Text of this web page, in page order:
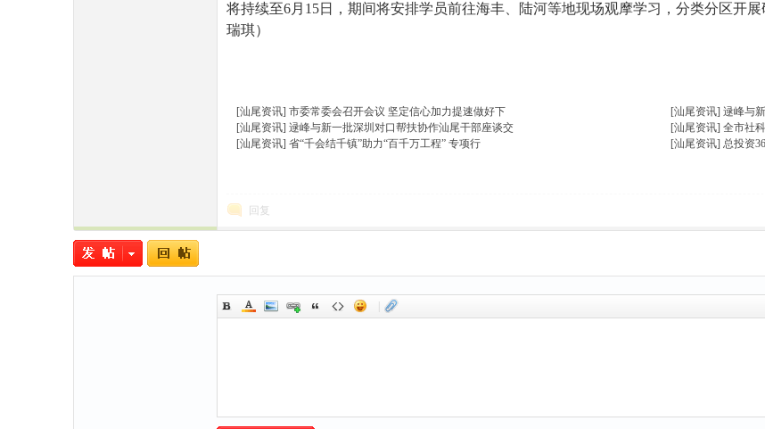
将持续至6月15日，期间将安排学员前往海丰、陆河等地现场观摩学习，分类分区开
瑞琪）
[汕尾资讯] 市委常委会召开会议 坚定信心加力提速做好下
[汕尾资讯] 逯峰与新一批深圳对口帮扶协作汕尾干部座谈交
[汕尾资讯] 省“千会结千镇”助力“百千万工程” 专项行
[汕尾资讯] 逯峰与
[汕尾资讯] 全市社
[汕尾资讯] 总投资
回复